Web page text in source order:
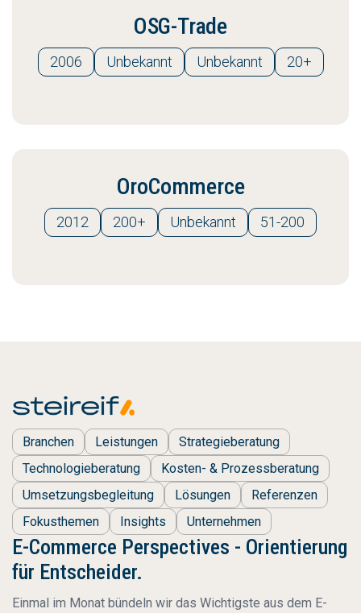
OSG-Trade
2006 Unbekannt Unbekannt 20+
OroCommerce
2012 200+ Unbekannt 51-200
Branchen Leistungen
Strategieberatung
Technologieberatung
Kosten- & Prozessberatung
Umsetzungsbegleitung
Lösungen
Referenzen
Fokusthemen
Insights Unternehmen
E-Commerce Perspectives - Orientierung
für Entscheider.
Einmal im Monat bündeln wir das Wichtigste aus dem E-